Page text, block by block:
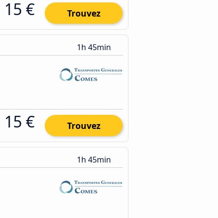
15 € Trouvez
1h 45min
15 € Trouvez
1h 45min